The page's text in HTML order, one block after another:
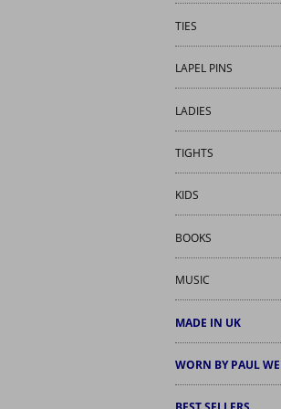
TIES
LAPEL PINS
LADIES
TIGHTS
KIDS
BOOKS
MUSIC
MADE IN UK
WORN BY PAUL